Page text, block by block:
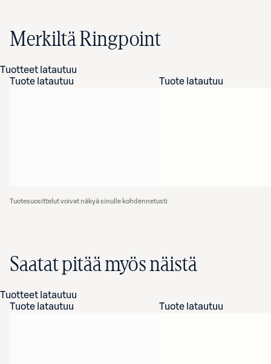
Merkiltä Ringpoint
Tuotteet latautuu
Tuote latautuu
Tuote latautuu
Tuotesuosittelut voivat näkyä sinulle kohdennetusti
Saatat pitää myös näistä
Tuotteet latautuu
Tuote latautuu
Tuote latautuu